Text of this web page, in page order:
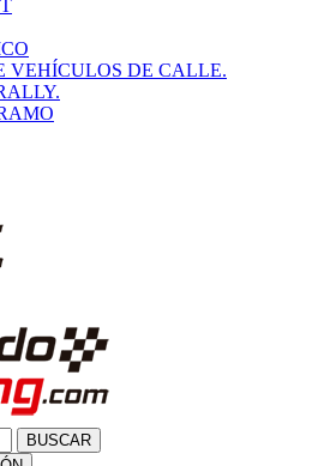
VEHÍCULOS DE CALLE.
BUSCAR